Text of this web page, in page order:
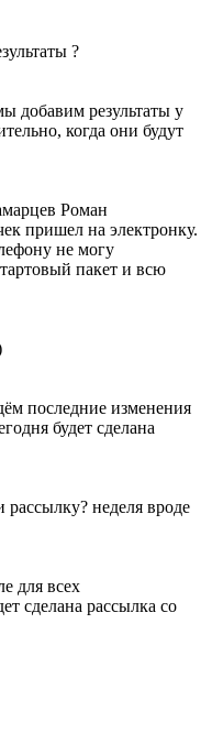
?
добавим результаты у
когда они будут
Роман
пришел на электронку.
не могу
пакет и всю
последние изменения
будет сделана
неделя вроде
для всех
сделана рассылка со